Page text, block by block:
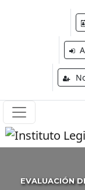
EVALUACIÓN